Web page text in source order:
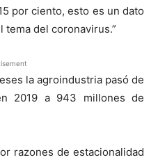
por ciento, esto es un dato
del coronavirus.”
la agroindustria pasó de
2019 a 943 millones de
razones de estacionalidad